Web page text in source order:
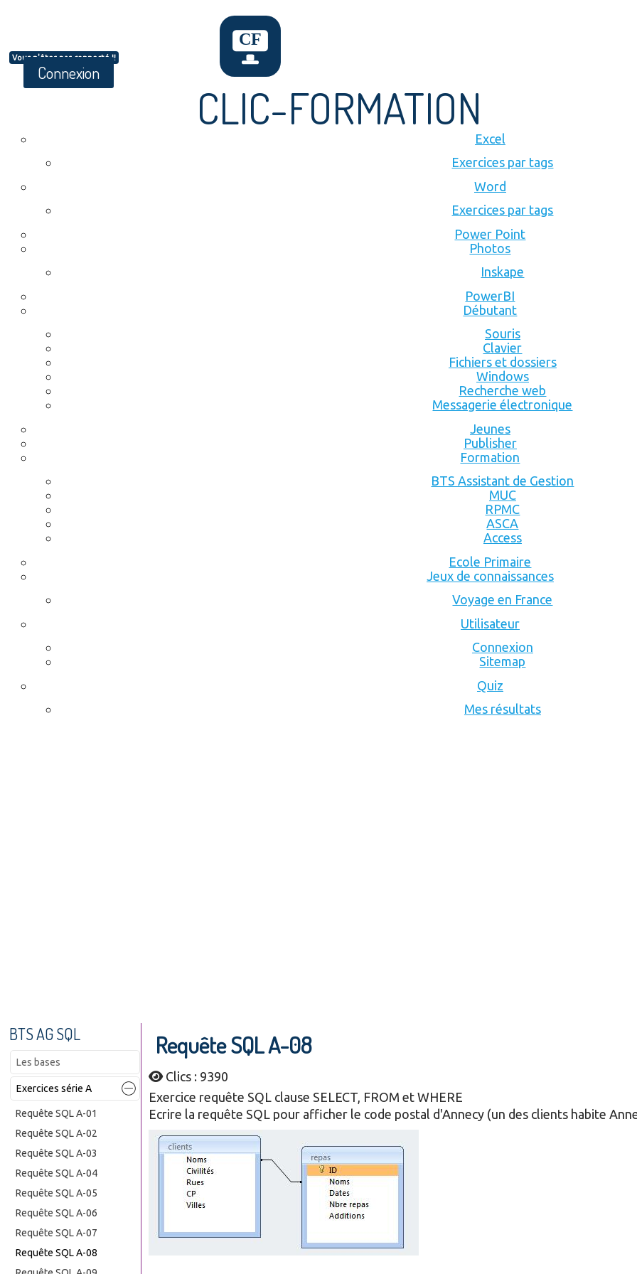
Vous n'êtes pas connecté !!
Connexion
CLIC-FORMATION
Excel
Exercices par tags
Word
Exercices par tags
Power Point
Photos
Inskape
PowerBI
Débutant
Souris
Clavier
Fichiers et dossiers
Windows
Recherche web
Messagerie électronique
Jeunes
Publisher
Formation
BTS Assistant de Gestion
MUC
RPMC
ASCA
Access
Ecole Primaire
Jeux de connaissances
Voyage en France
Utilisateur
Connexion
Sitemap
Quiz
Mes résultats
BTS AG SQL
Les bases
Exercices série A
Requête SQL A-01
Requête SQL A-02
Requête SQL A-03
Requête SQL A-04
Requête SQL A-05
Requête SQL A-06
Requête SQL A-07
Requête SQL A-08
Requête SQL A-08
Clics : 9390
Exercice requête SQL clause SELECT, FROM et WHERE
Ecrire la requête SQL pour afficher le code postal d'Annecy (un des clients habite